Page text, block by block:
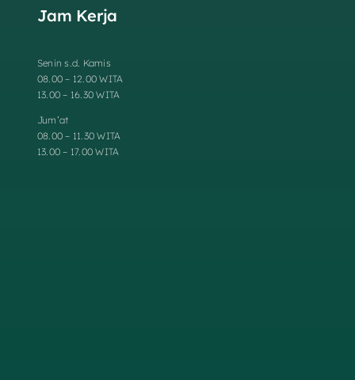
Jam Kerja
Senin s.d. Kamis
08.00 – 12.00 WITA
13.00 – 16.30 WITA
Jum’at
08.00 – 11.30 WITA
13.00 – 17.00 WITA